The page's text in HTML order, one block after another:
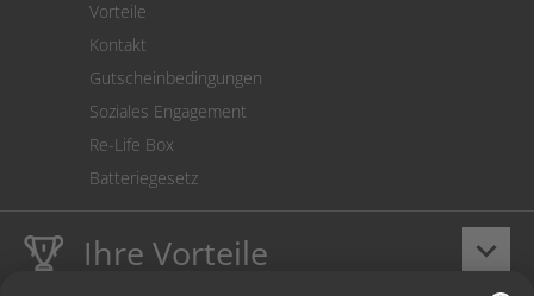
Vorteile
Kontakt
Gutscheinbedingungen
Soziales Engagement
Re-Life Box
Batteriegesetz
keyboard_arrow_down
Ihre Vorteile